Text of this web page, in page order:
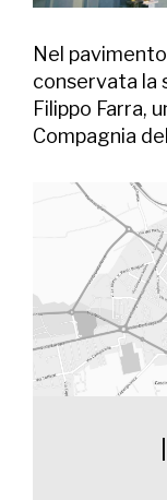
Nel
conservata la
Filippo Farra,
Compagnia